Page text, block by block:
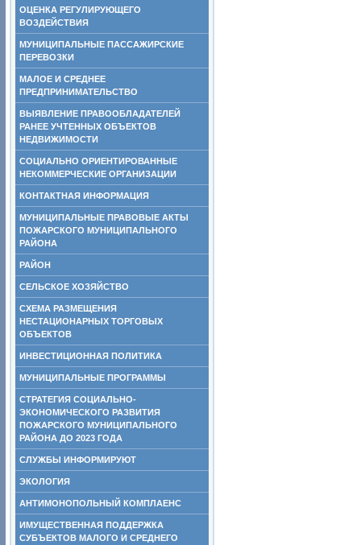
ОЦЕНКА РЕГУЛИРУЮЩЕГО
ВОЗДЕЙСТВИЯ
МУНИЦИПАЛЬНЫЕ ПАССАЖИРСКИЕ
ПЕРЕВОЗКИ
МАЛОЕ И СРЕДНЕЕ
ПРЕДПРИНИМАТЕЛЬСТВО
ВЫЯВЛЕНИЕ ПРАВООБЛАДАТЕЛЕЙ
РАНЕЕ УЧТЕННЫХ ОБЪЕКТОВ
НЕДВИЖИМОСТИ
СОЦИАЛЬНО ОРИЕНТИРОВАННЫЕ
НЕКОММЕРЧЕСКИЕ ОРГАНИЗАЦИИ
КОНТАКТНАЯ ИНФОРМАЦИЯ
МУНИЦИПАЛЬНЫЕ ПРАВОВЫЕ АКТЫ
ПОЖАРСКОГО МУНИЦИПАЛЬНОГО
РАЙОНА
РАЙОН
СЕЛЬСКОЕ ХОЗЯЙСТВО
СХЕМА РАЗМЕЩЕНИЯ
НЕСТАЦИОНАРНЫХ ТОРГОВЫХ
ОБЪЕКТОВ
ИНВЕСТИЦИОННАЯ ПОЛИТИКА
МУНИЦИПАЛЬНЫЕ ПРОГРАММЫ
СТРАТЕГИЯ СОЦИАЛЬНО-
ЭКОНОМИЧЕСКОГО РАЗВИТИЯ
ПОЖАРСКОГО МУНИЦИПАЛЬНОГО
РАЙОНА ДО 2023 ГОДА
СЛУЖБЫ ИНФОРМИРУЮТ
ЭКОЛОГИЯ
АНТИМОНОПОЛЬНЫЙ КОМПЛАЕНС
ИМУЩЕСТВЕННАЯ ПОДДЕРЖКА
СУБЪЕКТОВ МАЛОГО И СРЕДНЕГО